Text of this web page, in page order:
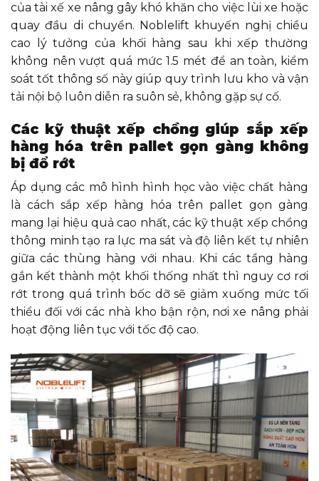
của tài xế xe nâng gây khó khăn cho việc lùi xe hoặc
quay đầu di chuyển. Noblelift khuyến nghị chiều
cao lý tưởng của khối hàng sau khi xếp thường
không nên vượt quá mức 1.5 mét để an toàn, kiểm
soát tốt thông số này giúp quy trình lưu kho và vận
tải nội bộ luôn diễn ra suôn sẻ, không gặp sự cố.
Các kỹ thuật xếp chồng giúp sắp xếp
hàng hóa trên pallet gọn gàng không
bị đổ rớt
Áp dụng các mô hình hình học vào việc chất hàng
là cách sắp xếp hàng hóa trên pallet gọn gàng
mang lại hiệu quả cao nhất, các kỹ thuật xếp chồng
thông minh tạo ra lực ma sát và độ liên kết tự nhiên
giữa các thùng hàng với nhau. Khi các tầng hàng
gắn kết thành một khối thống nhất thì nguy cơ rơi
rớt trong quá trình bốc dỡ sẽ giảm xuống mức tối
thiểu đối với các nhà kho bận rộn, nơi xe nâng phải
hoạt động liên tục với tốc độ cao.